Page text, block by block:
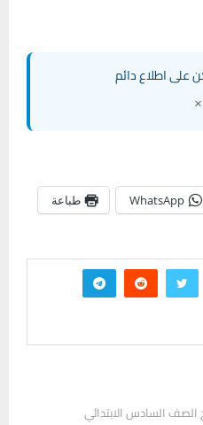
على اطلاع دائم
×
WhatsApp طباعة
الصف السادس الابتدائي